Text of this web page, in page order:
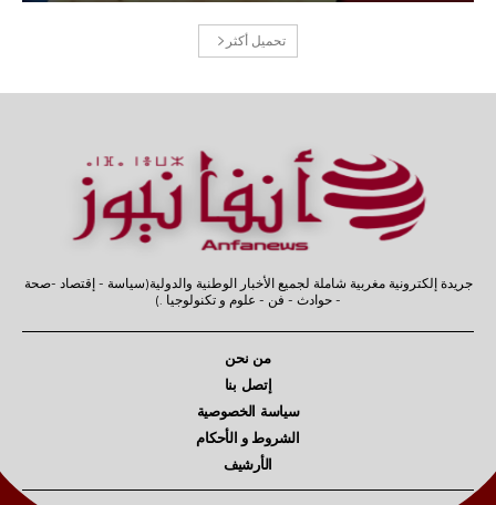
تحميل أكثر
جريدة إلكترونية مغربية شاملة لجميع الأخبار الوطنية والدولية(سياسة - إقتصاد -صحة
- حوادث - فن - علوم و تكنولوجيا .)
من نحن
إتصل بنا
سياسة الخصوصية
الشروط و الأحكام
الأرشيف